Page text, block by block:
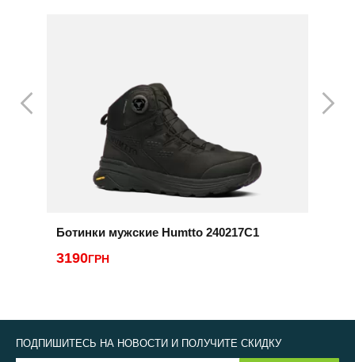
Ботинки мужские Humtto 240217C1
3190ГРН
ПОДПИШИТЕСЬ НА НОВОСТИ И ПОЛУЧИТЕ СКИДКУ